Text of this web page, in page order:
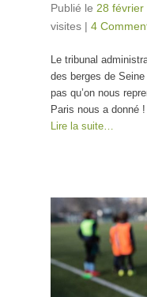
Publié le 28 février
visites | 4
Le tribunal
des berges de
pas qu’on nous
Paris nous a donné
Lire la suite…